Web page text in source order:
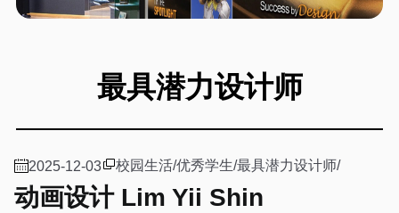
最具潜力设计师
2025-12-03 校园生活/优秀学生/最具潜力设计师/
动画设计 Lim Yii Shin